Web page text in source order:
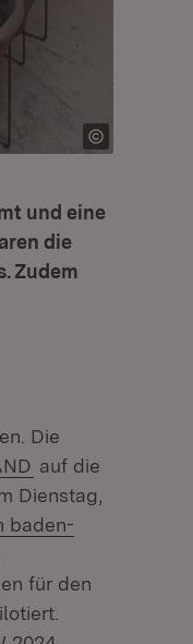
und eine
die
Zudem
Die
(Öffnet in neuem
auf die
Dienstag,
baden-
für den
Fenster)